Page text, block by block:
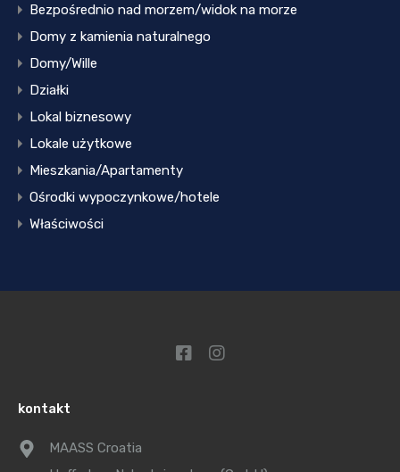
Bezpośrednio nad morzem/widok na morze
Domy z kamienia naturalnego
Domy/Wille
Działki
Lokal biznesowy
Lokale użytkowe
Mieszkania/Apartamenty
Ośrodki wypoczynkowe/hotele
Właściwości
kontakt
MAASS Croatia